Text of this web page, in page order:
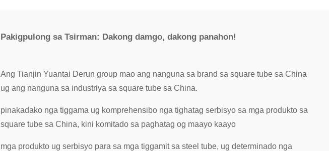
Pakigpulong sa Tsirman: Dakong damgo, dakong panahon!
Ang Tianjin Yuantai Derun group mao ang nanguna sa brand sa square tube sa China
ug ang nanguna sa industriya sa square tube sa China.
pinakadako nga tiggama ug komprehensibo nga tighatag serbisyo sa mga produkto sa
square tube sa China, kini komitado sa paghatag og maayo kaayo
mga produkto ug serbisyo para sa mga tiggamit sa steel tube, ug determinado nga